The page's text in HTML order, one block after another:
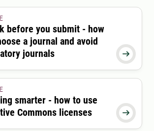
till 2026-02-24 13:00:00

before you submit - how
a journal and avoid
journals
2026-02-26 13:00:00

smarter - how to use
Commons licenses